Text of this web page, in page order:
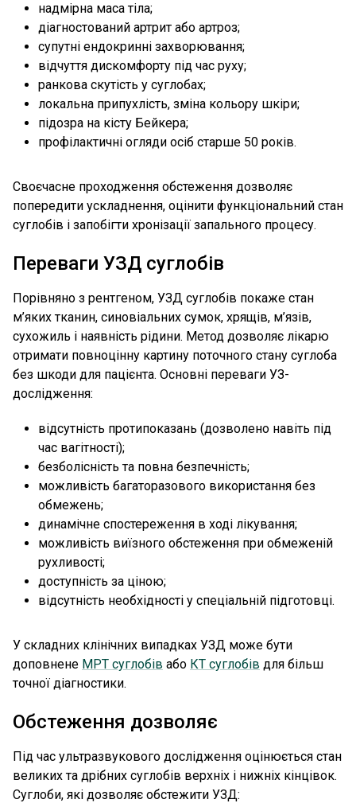
надмірна маса тіла;
діагностований артрит або артроз;
супутні ендокринні захворювання;
відчуття дискомфорту під час руху;
ранкова скутість у суглобах;
локальна припухлість, зміна кольору шкіри;
підозра на кісту Бейкера;
профілактичні огляди осіб старше 50 років.
Своєчасне проходження обстеження дозволяє
попередити ускладнення, оцінити функціональний стан
суглобів і запобігти хронізації запального процесу.
Переваги УЗД суглобів
Порівняно з рентгеном, УЗД суглобів покаже стан
м’яких тканин, синовіальних сумок, хрящів, м’язів,
сухожиль і наявність рідини. Метод дозволяє лікарю
отримати повноцінну картину поточного стану суглоба
без шкоди для пацієнта. Основні переваги УЗ-
дослідження:
відсутність протипоказань (дозволено навіть під
час вагітності);
безболісність та повна безпечність;
можливість багаторазового використання без
обмежень;
динамічне спостереження в ході лікування;
можливість виїзного обстеження при обмеженій
рухливості;
доступність за ціною;
відсутність необхідності у спеціальній підготовці.
У складних клінічних випадках УЗД може бути
доповнене МРТ суглобів або КТ суглобів для більш
точної діагностики.
Обстеження дозволяє
Під час ультразвукового дослідження оцінюється стан
великих та дрібних суглобів верхніх і нижніх кінцівок.
Суглоби, які дозволяє обстежити УЗД: